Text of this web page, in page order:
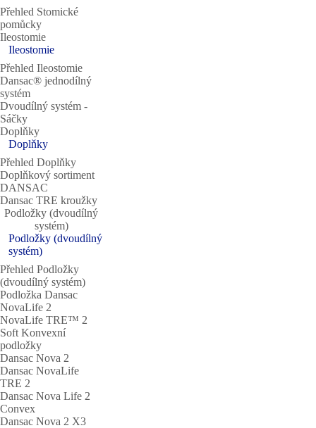
Přehled Stomické
pomůcky
Ileostomie
Ileostomie
Přehled Ileostomie
Dansac® jednodílný
systém
Dvoudílný systém ‐
Sáčky
Doplňky
Doplňky
Přehled Doplňky
Doplňkový sortiment
DANSAC
Dansac TRE kroužky
Podložky (dvoudílný
systém)
Podložky (dvoudílný
systém)
Přehled Podložky
(dvoudílný systém)
Podložka Dansac
NovaLife 2
NovaLife TRE™ 2
Soft Konvexní
podložky
Dansac Nova 2
Dansac NovaLife
TRE 2
Dansac Nova Life 2
Convex
Dansac Nova 2 X3